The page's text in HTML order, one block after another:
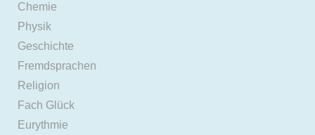
Chemie
Physik
Geschichte
Fremdsprachen
Religion
Fach Glück
Eurythmie